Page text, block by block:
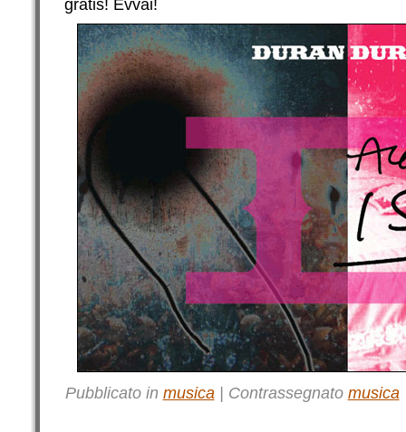
gratis! Evvai!
Pubblicato in musica| Contrassegnato musica